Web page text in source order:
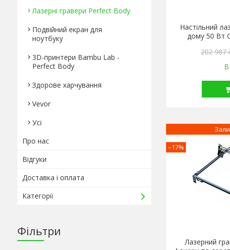
Настільний
дому 50 Вт
202 987
В
–17%
Лазерний
Лазерні гравери Perfect Body
Подвійний екран для
ноутбуку
3D-принтери Bambu Lab -
Perfect Body
Здорове харчування
Vevor
Усі
Про нас
Відгуки
Доставка і оплата
Категорії
Фільтри